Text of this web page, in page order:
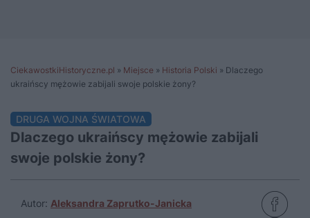
CiekawostkiHistoryczne.pl » Miejsce » Historia Polski » Dlaczego
ukraińscy mężowie zabijali swoje polskie żony?
DRUGA WOJNA ŚWIATOWA
Dlaczego ukraińscy mężowie zabijali
swoje polskie żony?
Autor: Aleksandra Zaprutko-Janicka